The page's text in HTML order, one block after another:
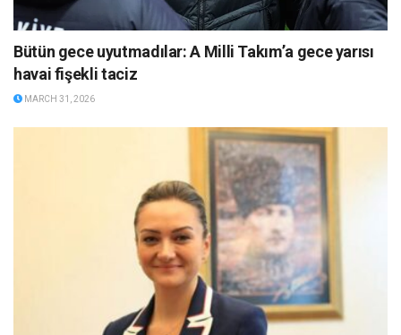
Bütün gece uyutmadılar: A Milli Takım’a gece yarısı
havai fişekli taciz
MARCH 31, 2026